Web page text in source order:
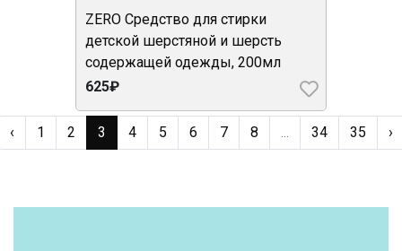
ZERO Средство для стирки
детской шерстяной и шерсть
содержащей одежды, 200мл
625₽
‹ 1 2 3 4 5 6 7 8 ... 34 35 ›